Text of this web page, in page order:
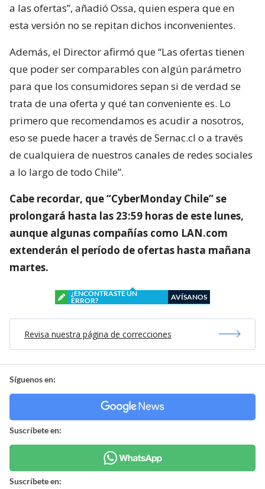
a las ofertas”, añadió Ossa, quien espera que en
esta versión no se repitan dichos inconvenientes.
Además, el Director afirmó que “Las ofertas tienen
que poder ser comparables con algún parámetro
para que los consumidores sepan si de verdad se
trata de una oferta y qué tan conveniente es. Lo
primero que recomendamos es acudir a nosotros,
eso se puede hacer a través de Sernac.cl o a través
de cualquiera de nuestros canales de redes sociales
a lo largo de todo Chile”.
Cabe recordar, que “CyberMonday Chile” se
prolongará hasta las 23:59 horas de este lunes,
aunque algunas compañías como LAN.com
extenderán el período de ofertas hasta mañana
martes.
¿ENCONTRASTE UN
ERROR?
AVÍSANOS
Revisa nuestra página de correcciones
Síguenos en:
Suscríbete en:
Suscríbete en: